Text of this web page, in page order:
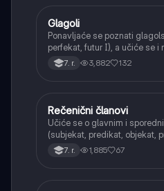
Srpski jezik
Glagoli
Ponavljaće se poznati
perfekat, futur I), a učiće se i
aorist, imperfekat,
glagolski prilozi i pridevi.
7. r. 3,882 132
Srpski jezik
Rečenični članovi
Učiće se o glavnim i
(subjekat, predikat, objekat,
apozicija) i njihovoj funkciji.
7. r. 1,885 67